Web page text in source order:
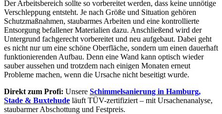
Der Arbeitsbereich sollte so vorbereitet werden, dass keine unnötige
Verschleppung entsteht. Je nach Größe und Situation gehören
Schutzmaßnahmen, staubarmes Arbeiten und eine kontrollierte
Entsorgung befallener Materialien dazu. Anschließend wird der
Untergrund fachgerecht vorbereitet und neu aufgebaut. Dabei geht
es nicht nur um eine schöne Oberfläche, sondern um einen dauerhaft
funktionierenden Aufbau. Denn eine Wand kann optisch wieder
sauber aussehen und trotzdem nach einigen Monaten erneut
Probleme machen, wenn die Ursache nicht beseitigt wurde.
Direkt zum Profi: Unsere Schimmelsanierung in Hamburg,
Stade & Buxtehude läuft TÜV-zertifiziert – mit Ursachenanalyse,
staubarmer Abschottung und Festpreis.